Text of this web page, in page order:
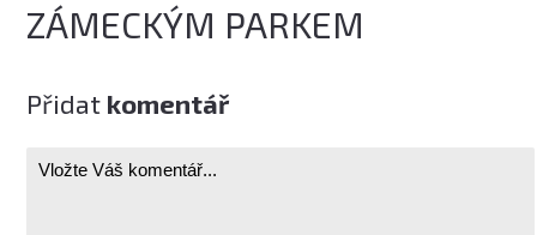
ZÁMECKÝM PARKEM
Přidat komentář